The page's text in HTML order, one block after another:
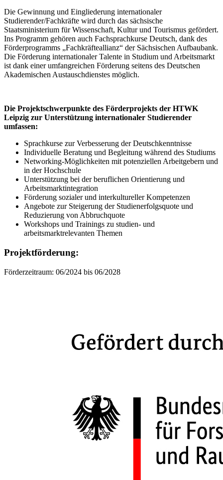
Die Gewinnung und Eingliederung internationaler
Studierender/Fachkräfte wird durch das sächsische
Staatsministerium für Wissenschaft, Kultur und Tourismus gefördert.
Ins Programm gehören auch Fachsprachkurse Deutsch, dank des
Förderprogramms „Fachkräfteallianz“ der Sächsischen Aufbaubank.
Die Förderung internationaler Talente in Studium und Arbeitsmarkt
ist dank einer umfangreichen Förderung seitens des Deutschen
Akademischen Austauschdienstes möglich.
Die Projektschwerpunkte des Förderprojekts der HTWK
Leipzig zur Unterstützung internationaler Studierender
umfassen:
Sprachkurse zur Verbesserung der Deutschkenntnisse
Individuelle Beratung und Begleitung während des Studiums
Networking-Möglichkeiten mit potenziellen Arbeitgebern und
in der Hochschule
Unterstützung bei der beruflichen Orientierung und
Arbeitsmarktintegration
Förderung sozialer und interkultureller Kompetenzen
Angebote zur Steigerung der Studienerfolgsquote und
Reduzierung von Abbruchquote
Workshops und Trainings zu studien- und
arbeitsmarktrelevanten Themen
Projektförderung:
Förderzeitraum: 06/2024 bis 06/2028